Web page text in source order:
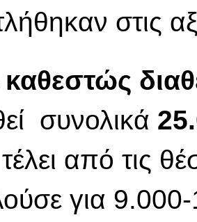
στις
συνολικά
από τις
για